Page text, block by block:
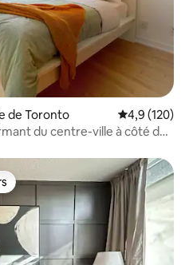
de Toronto Évaluation
4,9 (120)
du centre-ville à côté de
plus appréciés